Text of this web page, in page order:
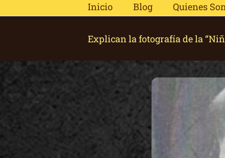
Inicio Blog Quienes
Explican la fotografía de la